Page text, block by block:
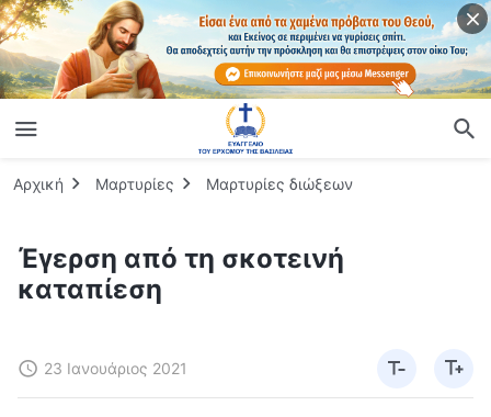
Αρχική Μαρτυρίες Μαρτυρίες διώξεων
Έγερση από τη σκοτεινή
καταπίεση
23 Ιανουάριος 2021